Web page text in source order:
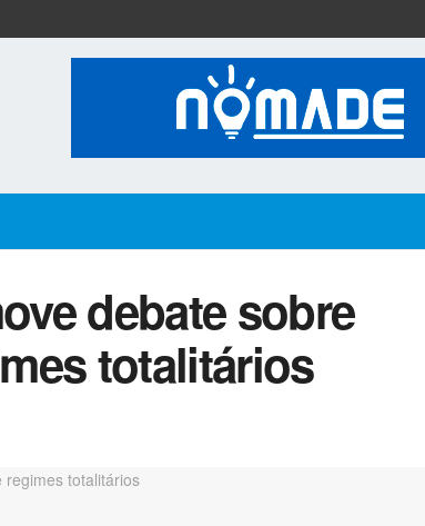
debate sobre
totalitários